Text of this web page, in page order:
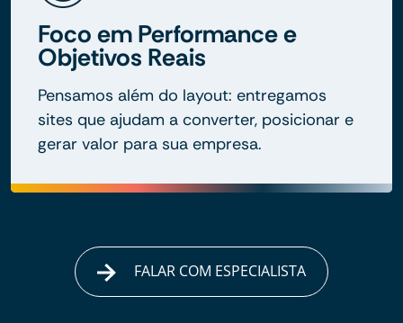
Foco em Performance e
Objetivos Reais
Pensamos além do layout: entregamos
sites que ajudam a converter, posicionar e
gerar valor para sua empresa.
FALAR COM ESPECIALISTA